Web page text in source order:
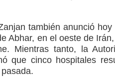
también anunció
Abhar, en el oeste de
Mientras tanto, la
que cinco hospitales